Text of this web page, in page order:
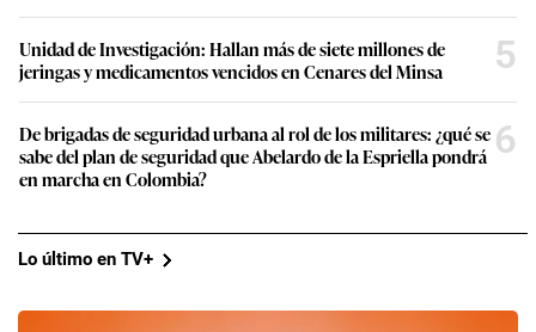
Unidad de Investigación: Hallan más de siete millones de
jeringas y medicamentos vencidos en Cenares del Minsa
5
De brigadas de seguridad urbana al rol de los militares: ¿qué se
sabe del plan de seguridad que Abelardo de la Espriella pondrá
en marcha en Colombia?
6
Lo último en TV+